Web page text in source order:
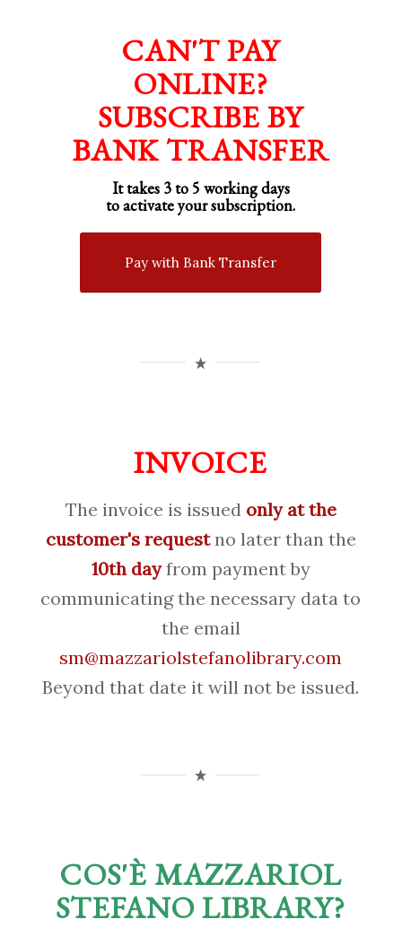
CAN'T PAY
ONLINE?
SUBSCRIBE BY
BANK TRANSFER
It takes 3 to 5 working days
to activate your subscription.
Pay with Bank Transfer
INVOICE
The invoice is issued only at the
customer's requestno later than the
10th dayfrom payment by
communicating the necessary data to
the email
sm@mazzariolstefanolibrary.com
Beyond that date it will not be issued.
COS'È MAZZARIOL
STEFANO LIBRARY?